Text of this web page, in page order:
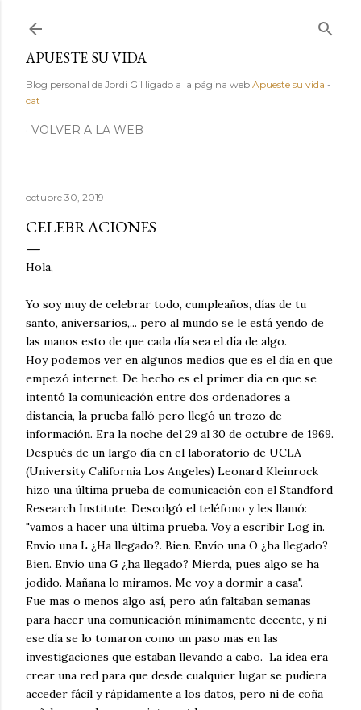
APUESTE SU VIDA
Blog personal de Jordi Gil ligado a la página web Apueste su vida -
cat
VOLVER A LA WEB
octubre 30, 2019
CELEBRACIONES
Hola,
Yo soy muy de celebrar todo, cumpleaños, días de tu
santo, aniversarios,... pero al mundo se le está yendo de
las manos esto de que cada día sea el día de algo.
Hoy podemos ver en algunos medios que es el día en que
empezó internet. De hecho es el primer día en que se
intentó la comunicación entre dos ordenadores a
distancia, la prueba falló pero llegó un trozo de
información. Era la noche del 29 al 30 de octubre de 1969.
Después de un largo día en el laboratorio de UCLA
(University California Los Angeles) Leonard Kleinrock
hizo una última prueba de comunicación con el Standford
Research Institute. Descolgó el teléfono y les llamó:
"vamos a hacer una última prueba. Voy a escribir Log in.
Envio una L ¿Ha llegado?. Bien. Envío una O ¿ha llegado?
Bien. Envio una G ¿ha llegado? Mierda, pues algo se ha
jodido. Mañana lo miramos. Me voy a dormir a casa".
Fue mas o menos algo así, pero aún faltaban semanas
para hacer una comunicación mínimamente decente, y ni
ese día se lo tomaron como un paso mas en las
investigaciones que estaban llevando a cabo. La idea era
crear una red para que desde cualquier lugar se pudiera
acceder fácil y rápidamente a los datos, pero ni de coña